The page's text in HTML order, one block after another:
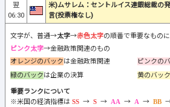
翌
06:30
米)ムサレム：セントルイス連銀総裁の発
言(投票権なし)
文字が、普通→太字→赤色太字の順番で重要なものに
ピンク太字→金融政策関連のもの
オレンジのバックは金融政策関連 ピンクの
緑のバックは企業の決算 黄のバック
重要ランクについて
※米国の経済指標は
→ → → →